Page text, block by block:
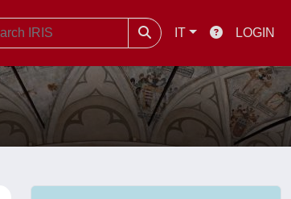
IT LOGIN